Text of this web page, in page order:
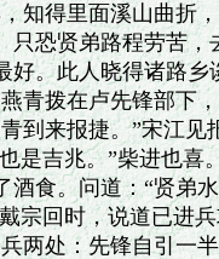
知得里面溪山曲折
恐贤弟路程劳苦，
好。此人晓得诸路乡
青拨在卢先锋部下
到来报捷。”宋江见
是吉兆。”柴进也喜
食。问道：“贤弟
宗回时，说道已进
两处：先锋自引一